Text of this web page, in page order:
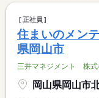
正社員
住まいのメン
県岡山市
三井マネジメント 株式
岡山県岡山市